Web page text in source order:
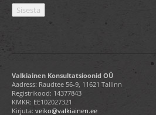
Valkiainen Konsultatsioonid OÜ
Aadress: Raudtee 56-9, 11621 Tallinn
Registrikood: 14377843
KMKR: EE102027321
Kirjuta: veiko@valkiainen.ee